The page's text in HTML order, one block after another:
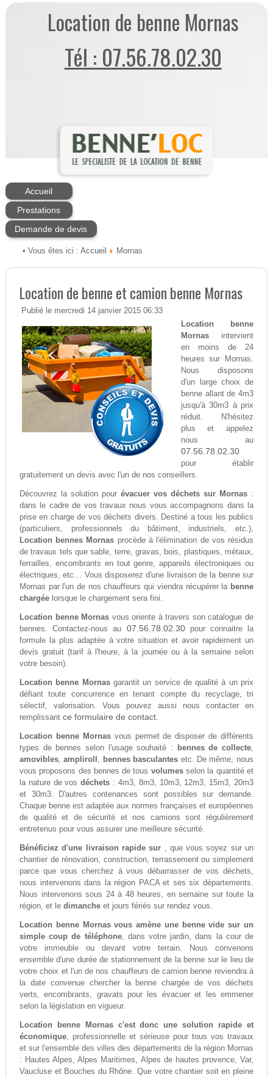
Location de benne Mornas
Tél : 07.56.78.02.30
Accueil
Prestations
Demande de devis
• Vous êtes ici : Accueil Mornas
Location de benne et camion benne Mornas
Publié le mercredi 14 janvier 2015 06:33
Location benne
Mornasintervient
en moins de 24
heures sur Mornas.
Nous disposons
d'un large choix de
benne allant de 4m3
jusqu'à 30m3 à prix
réduit. N'hésitez
plus et appelez
nous au
07.56.78.02.30
pour établir
gratuitement un devis avec l'un de nos conseillers.
Découvrez la solution pour évacuer vos déchets sur Mornas :
dans le cadre de vos travaux nous vous accompagnons dans la
prise en charge de vos déchets divers. Destiné a tous les publics
(particuliers, professionnels du bâtiment, industriels, etc.),
Location bennes Mornas procède à l'élimination de vos résidus
de travaux tels que sable, terre, gravas, bois, plastiques, métaux,
ferrailles, encombrants en tout genre, appareils électroniques ou
électriques, etc… Vous disposerez d'une livraison de la benne sur
Mornas par l'un de nos chauffeurs qui viendra récupérer la benne
chargéelorsque le chargement sera fini.
Location benne Mornas vous oriente à travers son catalogue de
bennes. Contactez-nous au 07.56.78.02.30pour connaitre la
formule la plus adaptée à votre situation et avoir rapidement un
devis gratuit (tarif à l'heure, à la journée ou à la semaine selon
votre besoin).
Location benne Mornasgarantit un service de qualité à un prix
défiant toute concurrence en tenant compte du recyclage, tri
sélectif, valorisation. Vous pouvez aussi nous contacter en
remplissant ce formulaire de contact.
Location benne Mornasvous permet de disposer de différents
types de bennes selon l'usage souhaité :
bennes de collecte,
amovibles,ampliroll , bennes basculantes etc. De même, nous
vous proposons des bennes de tous volumesselon la quantité et
la nature de vosdéchets : 4m3, 8m3, 10m3, 12m3, 15m3, 20m3
et 30m3. D'autres contenances sont possibles sur demande.
Chaque benne est adaptée aux normes françaises et européennes
de qualité et de sécurité et nos camions sont régulièrement
entretenus pour vous assurer une meilleure sécurité.
Bénéficiez d'une livraison rapide sur , que vous soyez sur un
chantier de rénovation, construction, terrassement ou simplement
parce que vous cherchez à vous débarrasser de vos déchets,
nous intervenons dans la région PACA et ses six départements.
Nous intervenons sous 24 à 48 heures, en semaine sur toute la
région, et le dimancheet jours fériés sur rendez vous.
Location benne Mornas vous amène une benne vide sur un
simple coup de téléphone, dans votre jardin, dans la cour de
votre immeuble ou devant votre terrain. Nous convenons
ensemble d'une durée de stationnement de la benne sur le lieu de
votre choix et l'un de nos chauffeurs de camion benne reviendra à
la date convenue chercher la benne chargée de vos déchets
verts, encombrants, gravats pour les évacuer et les emmener
selon la législation en vigueur.
Location benne Mornas c'est donc une solution rapide et
économique, professionnelle et sérieuse pour tous vos travaux
et sur l'ensemble des villes des départements de la région Mornas
: Hautes Alpes, Alpes Maritimes, Alpes de hautes provence, Var,
Vaucluse et Bouches du Rhône. Que votre chantier soit en pleine